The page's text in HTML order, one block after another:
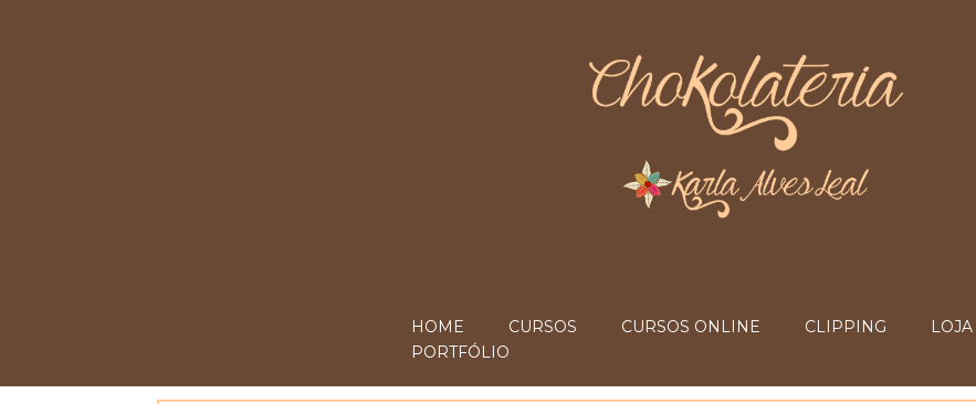
HOME CURSOS CURSOS ONLINE CLIPPING
LOJA
PORTFÓLIO